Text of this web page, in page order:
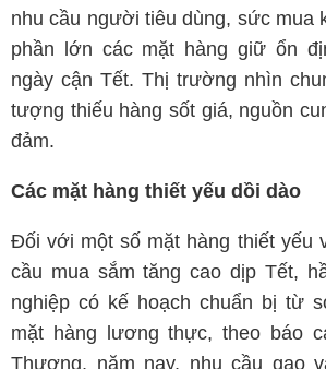
nhu cầu người tiêu dùng, sức mua
phần lớn các mặt hàng giữ ổn
ngày cận Tết. Thị trường nhìn
tượng thiếu hàng sốt giá, nguồn
đảm.
Các mặt hàng thiết yếu dồi dào
Đối với một số mặt hàng thiết yếu
cầu mua sắm tăng cao dịp Tết,
nghiệp có kế hoạch chuẩn bị từ
mặt hàng lương thực, theo báo
Thương, năm nay, nhu cầu gạo